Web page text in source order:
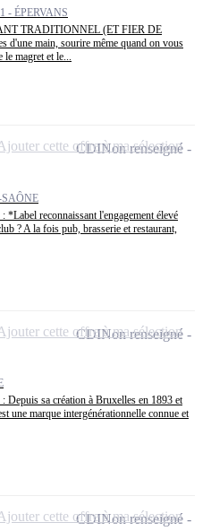
- ÉPERVANS
TRADITIONNEL (ET FIER DE
d'une main, sourire même quand on vous
magret et le...
reconnaissant l'engagement élevé
? A la fois pub, brasserie et restaurant,
CDINon renseigné
cette offre à ma sélection
sa création à Bruxelles en 1893 et
une marque intergénérationnelle connue et
CDINon renseigné
cette offre à ma sélection
CDINon renseigné
cette offre à ma sélection